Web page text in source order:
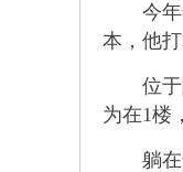
今年年
本，他
位于隧
为在1楼
躺在这